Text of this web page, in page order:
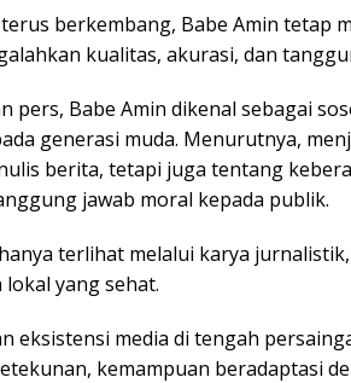
berkembang, Babe Amin tetap
kualitas, akurasi, dan
pers, Babe Amin dikenal sebagai
generasi muda. Menurutnya,
berita, tetapi juga tentang
jawab moral kepada publik.
terlihat melalui karya
yang sehat.
eksistensi media di tengah
kemampuan beradaptasi